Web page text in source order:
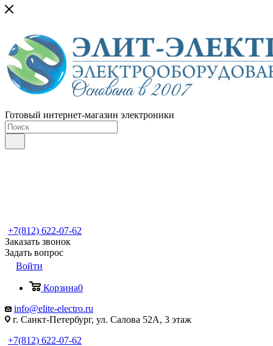
Готовый интернет-магазин электроники
+7(812) 622-07-62
Заказать звонок
Задать вопрос
Войти
Корзина0
info@elite-electro.ru
г. Санкт-Петербург, ул. Салова 52А, 3 этаж
+7(812) 622-07-62